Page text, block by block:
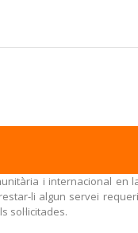
i internacional en
li algun servei
sol·licitades.